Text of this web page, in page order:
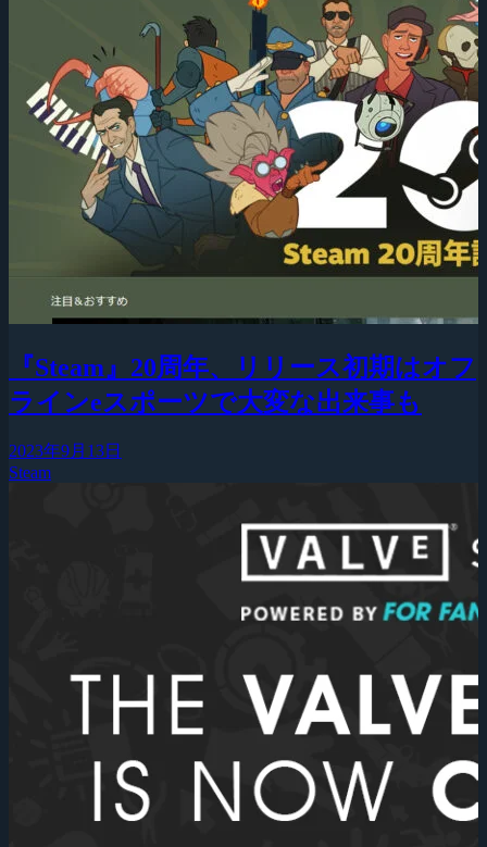
『Steam』20周年、リリース初期はオフ
ラインeスポーツで大変な出来事も
2023年9月13日
Steam